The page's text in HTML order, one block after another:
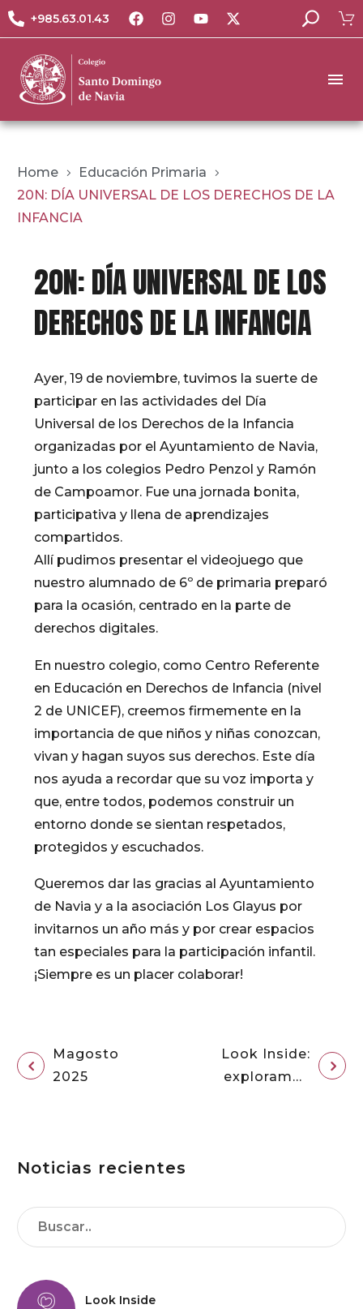
+985.63.01.43
Home
Educación Primaria
20N: DÍA UNIVERSAL DE LOS DERECHOS DE LA
INFANCIA
20N: DÍA UNIVERSAL DE LOS
DERECHOS DE LA INFANCIA
Ayer, 19 de noviembre, tuvimos la suerte de
participar en las actividades del Día
Universal de los Derechos de la Infancia
organizadas por el Ayuntamiento de Navia,
junto a los colegios Pedro Penzol y Ramón
de Campoamor. Fue una jornada bonita,
participativa y llena de aprendizajes
compartidos.
Allí pudimos presentar el videojuego que
nuestro alumnado de 6º de primaria preparó
para la ocasión, centrado en la parte de
derechos digitales.
En nuestro colegio, como Centro Referente
en Educación en Derechos de Infancia (nivel
2 de UNICEF), creemos firmemente en la
importancia de que niños y niñas conozcan,
vivan y hagan suyos sus derechos. Este día
nos ayuda a recordar que su voz importa y
que, entre todos, podemos construir un
entorno donde se sientan respetados,
protegidos y escuchados.
Queremos dar las gracias al Ayuntamiento
de Navia y a la asociación Los Glayus por
invitarnos un año más y por crear espacios
tan especiales para la participación infantil.
¡Siempre es un placer colaborar!
Magosto
2025
Look Inside:
exploramos
Noticias recientes
Look Inside